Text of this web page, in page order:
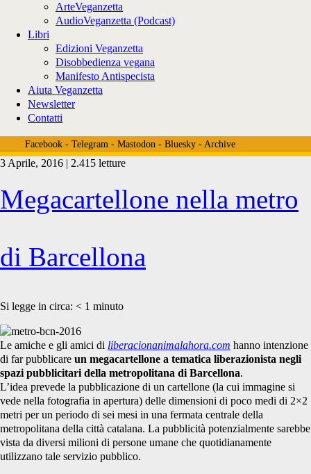
ArteVeganzetta
AudioVeganzetta (Podcast)
Libri
Edizioni Veganzetta
Disobbedienza vegana
Manifesto Antispecista
Aiuta Veganzetta
Newsletter
Contatti
Facebook- Telegram- Mastodon- Bluesky- Archive
Tag:
3 Aprile, 2016 | 2.415 letture
Megacartellone nella metro
di Barcellona
Si legge in circa: < 1 minuto
Le amiche e gli amici di liberacionanimalahora.com hanno intenzione
di far pubblicare un megacartellone a tematica liberazionista negli
spazi pubblicitari della metropolitana di Barcellona.
L’idea prevede la pubblicazione di un cartellone (la cui immagine si
vede nella fotografia in apertura) delle dimensioni di poco medi di 2×2
metri per un periodo di sei mesi in una fermata centrale della
metropolitana della città catalana. La pubblicità potenzialmente sarebbe
vista da diversi milioni di persone umane che quotidianamente
utilizzano tale servizio pubblico.